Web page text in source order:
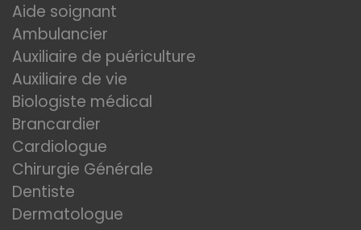
Aide soignant
Ambulancier
Auxiliaire de puériculture
Auxiliaire de vie
Biologiste médical
Brancardier
Cardiologue
Chirurgie Générale
Dentiste
Dermatologue